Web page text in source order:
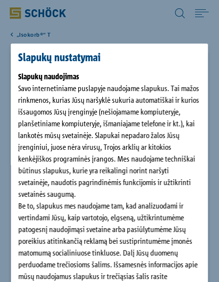
Slapukų nustatymai
Slapukų naudojimas
Savo internetiniame puslapyje naudojame slapukus. Tai mažos
rinkmenos, kurias Jūsų naršyklė sukuria automatiškai ir kurios
išsaugomos Jūsų įrenginyje (nešiojamame kompiuteryje,
planšetiniame kompiuteryje, išmaniajame telefone ir kt.), kai
lankotės mūsų svetainėje. Slapukai nepadaro žalos Jūsų
įrenginiui, juose nėra virusų, Trojos arklių ar kitokios
kenkėjiškos programinės įrangos. Mes naudojame techniškai
būtinus slapukus, kurie yra reikalingi norint naršyti
svetainėje, naudotis pagrindinėmis funkcijomis ir užtikrinti
svetainės saugumą.
Be to, slapukus mes naudojame tam, kad analizuodami ir
vertindami Jūsų, kaip vartotojo, elgseną, užtikrintumėme
patogesnį naudojimąsi svetaine arba pasiūlytumėme Jūsų
poreikius atitinkančią reklamą bei sustiprintumėme įmonės
matomumą socialiniuose tinkluose. Dalį Jūsų duomenų
perduodame trečiosioms šalims. Išsamesnės informacijos apie
mūsų naudojamus slapukus ir trečiąsias šalis rasite
Produktai
Atsisiųsti
Objektai
Apie „Schöck“
Kontaktai
Lithuania (LT) Lietuvių kalba
„Isokorb®“ T
„Schöck Isokorb®“ T tipas K-U
„Schöck Isokorb®“ T tipas K-U su „HTE-Compact®“ gniuždymo
moduliu ir 80 mm storio izoliacijos sluoksniu yra nešantysis
šilumos izoliacijos elementas, skirtas konsoliniams
komponentams arba grindų plokštėms, esantiems žemiau
perdangos. Elementas perduoda neigiamus momentus ir
teigiamas skersines jėgas.
„Schöck Isokorb®“ T tipas KF-U-F atsižvelgiant į paruoštos
konstrukcijos reikalavimus specialiai pristatomas dalimis.